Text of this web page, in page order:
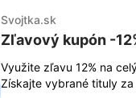
Svojtka.sk
Zľavový kupón -
Využite zľavu 12% na
Získajte vybrané tituly